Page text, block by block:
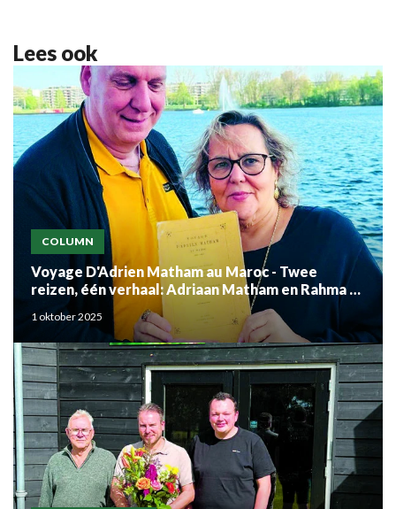
Lees ook
COLUMN
Voyage D'Adrien Matham au Maroc - Twee
reizen, één verhaal: Adriaan Matham en Rahma el
Mouden
1 oktober 2025